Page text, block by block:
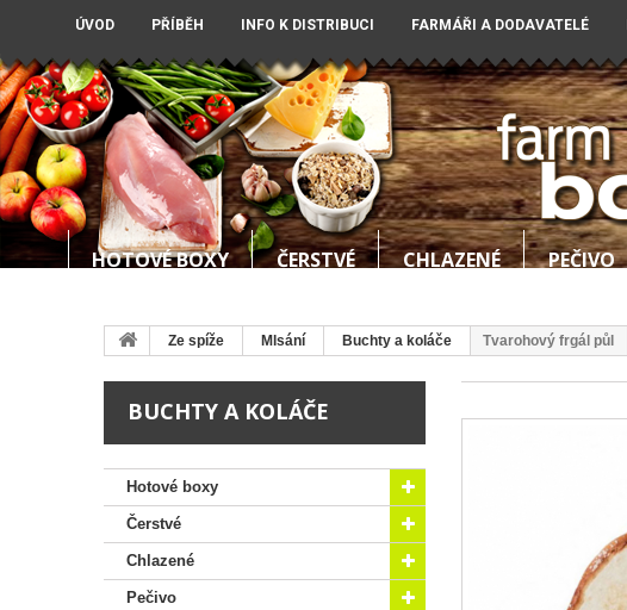
ÚVOD PŘÍBĚH INFO K DISTRIBUCI FARMÁŘI A DODAVATELÉ
HOTOVÉ BOXY ČERSTVÉ CHLAZENÉ PEČIVO
Ze spíže Mlsání Buchty a koláče Tvarohový frgál půl
BUCHTY A KOLÁČE
Hotové boxy
Čerstvé
Chlazené
Pečivo